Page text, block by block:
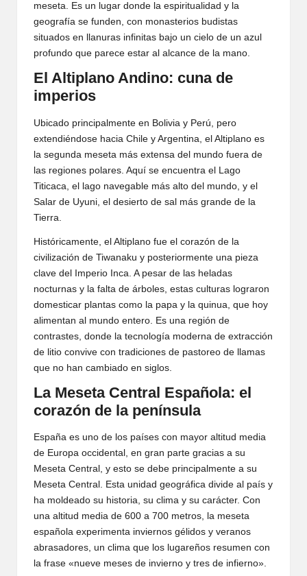
meseta. Es un lugar donde la espiritualidad y la
geografía se funden, con monasterios budistas
situados en llanuras infinitas bajo un cielo de un azul
profundo que parece estar al alcance de la mano.
El Altiplano Andino: cuna de
imperios
Ubicado principalmente en Bolivia y Perú, pero
extendiéndose hacia Chile y Argentina, el Altiplano es
la segunda meseta más extensa del mundo fuera de
las regiones polares. Aquí se encuentra el Lago
Titicaca, el lago navegable más alto del mundo, y el
Salar de Uyuni, el desierto de sal más grande de la
Tierra.
Históricamente, el Altiplano fue el corazón de la
civilización de Tiwanaku y posteriormente una pieza
clave del Imperio Inca. A pesar de las heladas
nocturnas y la falta de árboles, estas culturas lograron
domesticar plantas como la papa y la quinua, que hoy
alimentan al mundo entero. Es una región de
contrastes, donde la tecnología moderna de extracción
de litio convive con tradiciones de pastoreo de llamas
que no han cambiado en siglos.
La Meseta Central Española: el
corazón de la península
España es uno de los países con mayor altitud media
de Europa occidental, en gran parte gracias a su
Meseta Central, y esto se debe principalmente a su
Meseta Central. Esta unidad geográfica divide al país y
ha moldeado su historia, su clima y su carácter. Con
una altitud media de 600 a 700 metros, la meseta
española experimenta inviernos gélidos y veranos
abrasadores, un clima que los lugareños resumen con
la frase «nueve meses de invierno y tres de infierno».